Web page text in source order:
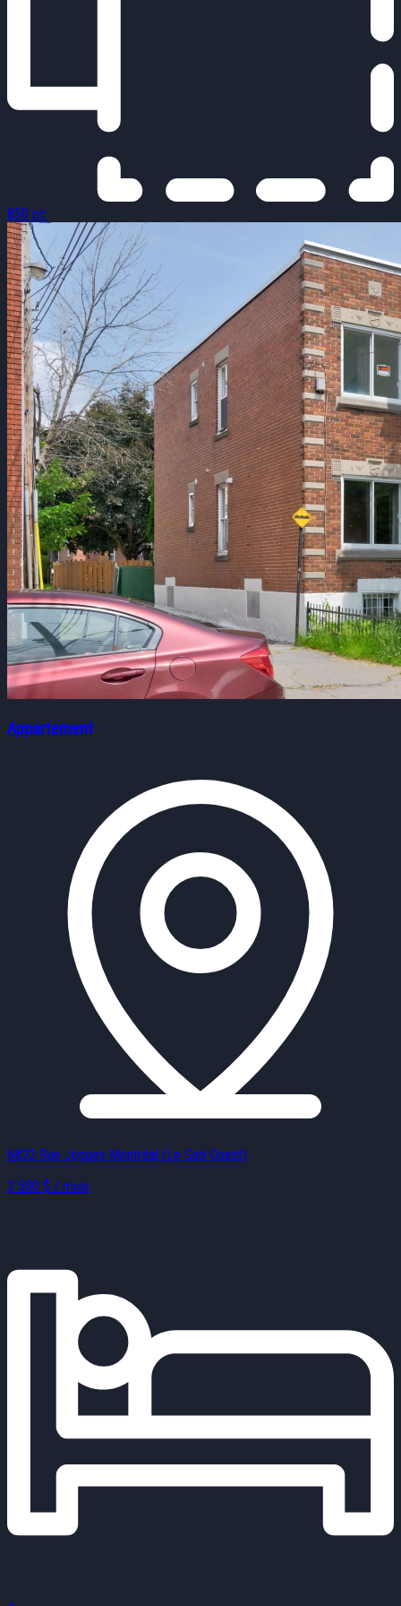
850 pc
Appartement
6822 Rue Jogues Montréal (Le Sud-Ouest)
2 500 $ / mois